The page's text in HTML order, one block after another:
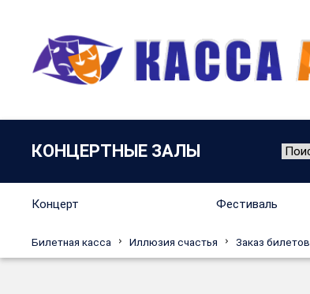
КОНЦЕРТНЫЕ ЗАЛЫ
Концерт Фестиваль
Билетная касса Иллюзия счастья Заказ билетов